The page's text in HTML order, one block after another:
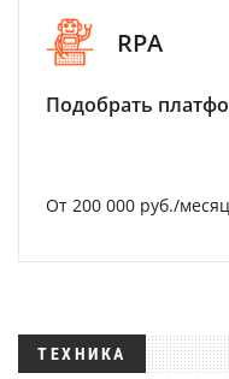
RPA
Подобрать
От 200 000 руб./месяц
ТЕХНИКА